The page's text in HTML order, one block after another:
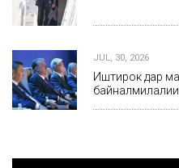
JUL, 30, 2026
Иштирок дар